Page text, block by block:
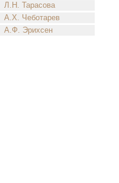
Л.Н. Тарасова
А.Х. Чеботарев
А.Ф. Эрихсен